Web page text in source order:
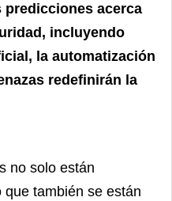
predicciones acerca
, incluyendo
la automatización
redefinirán la
no solo están
también se están